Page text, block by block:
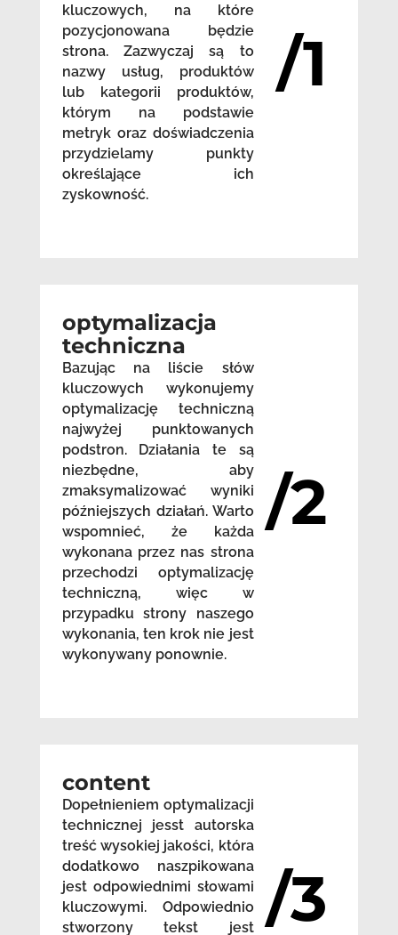
kluczowych, na które
pozycjonowana będzie
strona. Zazwyczaj są to
nazwy usług, produktów
lub kategorii produktów,
którym na podstawie
metryk oraz doświadczenia
przydzielamy punkty
określające ich
zyskowność.
/1
optymalizacja
techniczna
Bazując na liście słów
kluczowych wykonujemy
optymalizację techniczną
najwyżej punktowanych
podstron. Działania te są
niezbędne, aby
zmaksymalizować wyniki
późniejszych działań. Warto
wspomnieć, że każda
wykonana przez nas strona
przechodzi optymalizację
techniczną, więc w
przypadku strony naszego
wykonania, ten krok nie jest
wykonywany ponownie.
/2
content
Dopełnieniem optymalizacji
technicznej jesst autorska
treść wysokiej jakości, która
dodatkowo naszpikowana
jest odpowiednimi słowami
kluczowymi. Odpowiednio
stworzony tekst jest
/3